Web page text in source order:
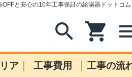
と安心の10年工事保証の給湯器ドットコム
search shopping_cart
ア | 工事費用 | 工事の流